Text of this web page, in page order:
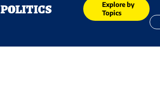
POLITICS
Explore by
Topics